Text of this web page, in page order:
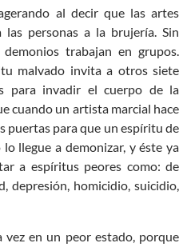
al decir que las artes
las personas a la brujería. Sin
trabajan en grupos.
malvado invita a otros siete
para invadir el cuerpo de la
cuando un artista marcial hace
puertas para que un espíritu de
llegue a demonizar, y éste ya
a espíritus peores como: de
depresión, homicidio, suicidio,
vez en un peor estado, porque